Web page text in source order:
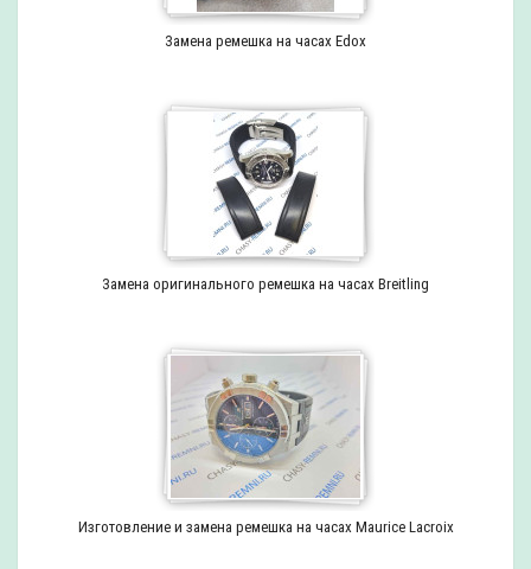
Замена ремешка на часах Edox
Замена оригинального ремешка на часах Breitling
Изготовление и замена ремешка на часах Maurice Lacroix